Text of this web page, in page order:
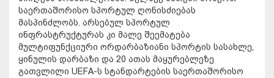
საერთაშორისო სპორტულ ღონისძიებას
მასპინძლობს. არსებულ სპორტულ
ინფრასტრუქტურას კი მალე შეემატება
მულტიფუნქციური ორდარბაზიანი სპორტის სასახლე,
ყინულის დარბაზი და 20 ათას მაყურებლეზე
გათვლილი UEFA-ს სტანდარტების საერთაშორისო